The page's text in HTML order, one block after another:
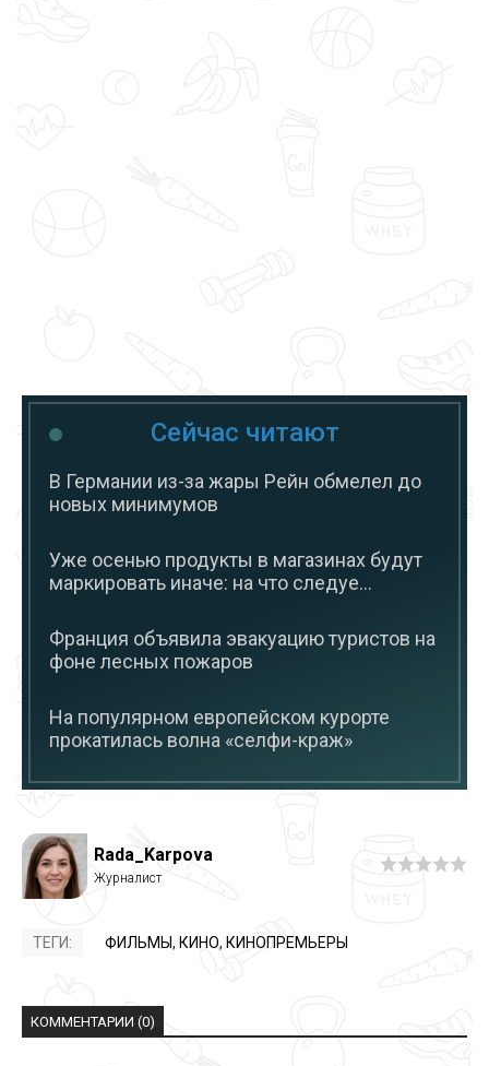
Сейчас читают
В Германии из-за жары Рейн обмелел до
новых минимумов
Уже осенью продукты в магазинах будут
маркировать иначе: на что следуе...
Франция объявила эвакуацию туристов на
фоне лесных пожаров
На популярном европейском курорте
прокатилась волна «селфи-краж»
Rada_Karpova
ТЕГИ: ФИЛЬМЫ, КИНО, КИНОПРЕМЬЕРЫ
КОММЕНТАРИИ (0)